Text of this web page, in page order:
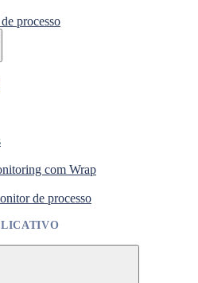
processo
com Wrap
de processo